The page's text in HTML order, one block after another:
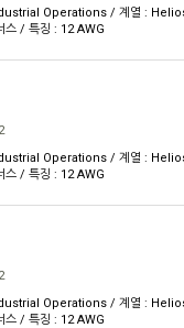
Operations / 계열 :
스 / 특징 : 12 AWG
Operations / 계열 :
스 / 특징 : 12 AWG
Operations / 계열 :
스 / 특징 : 12 AWG